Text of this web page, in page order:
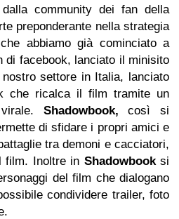
community dei fan della
preponderante nella strategia
abbiamo già cominciato a
di facebook, lanciato il minisito
settore in Italia, lanciato
che ricalca il film tramite un
Shadowbook, così si
di sfidare i propri amici e
tra demoni e cacciatori,
film. Inoltre in Shadowbooksi
del film che dialogano
condividere trailer, foto